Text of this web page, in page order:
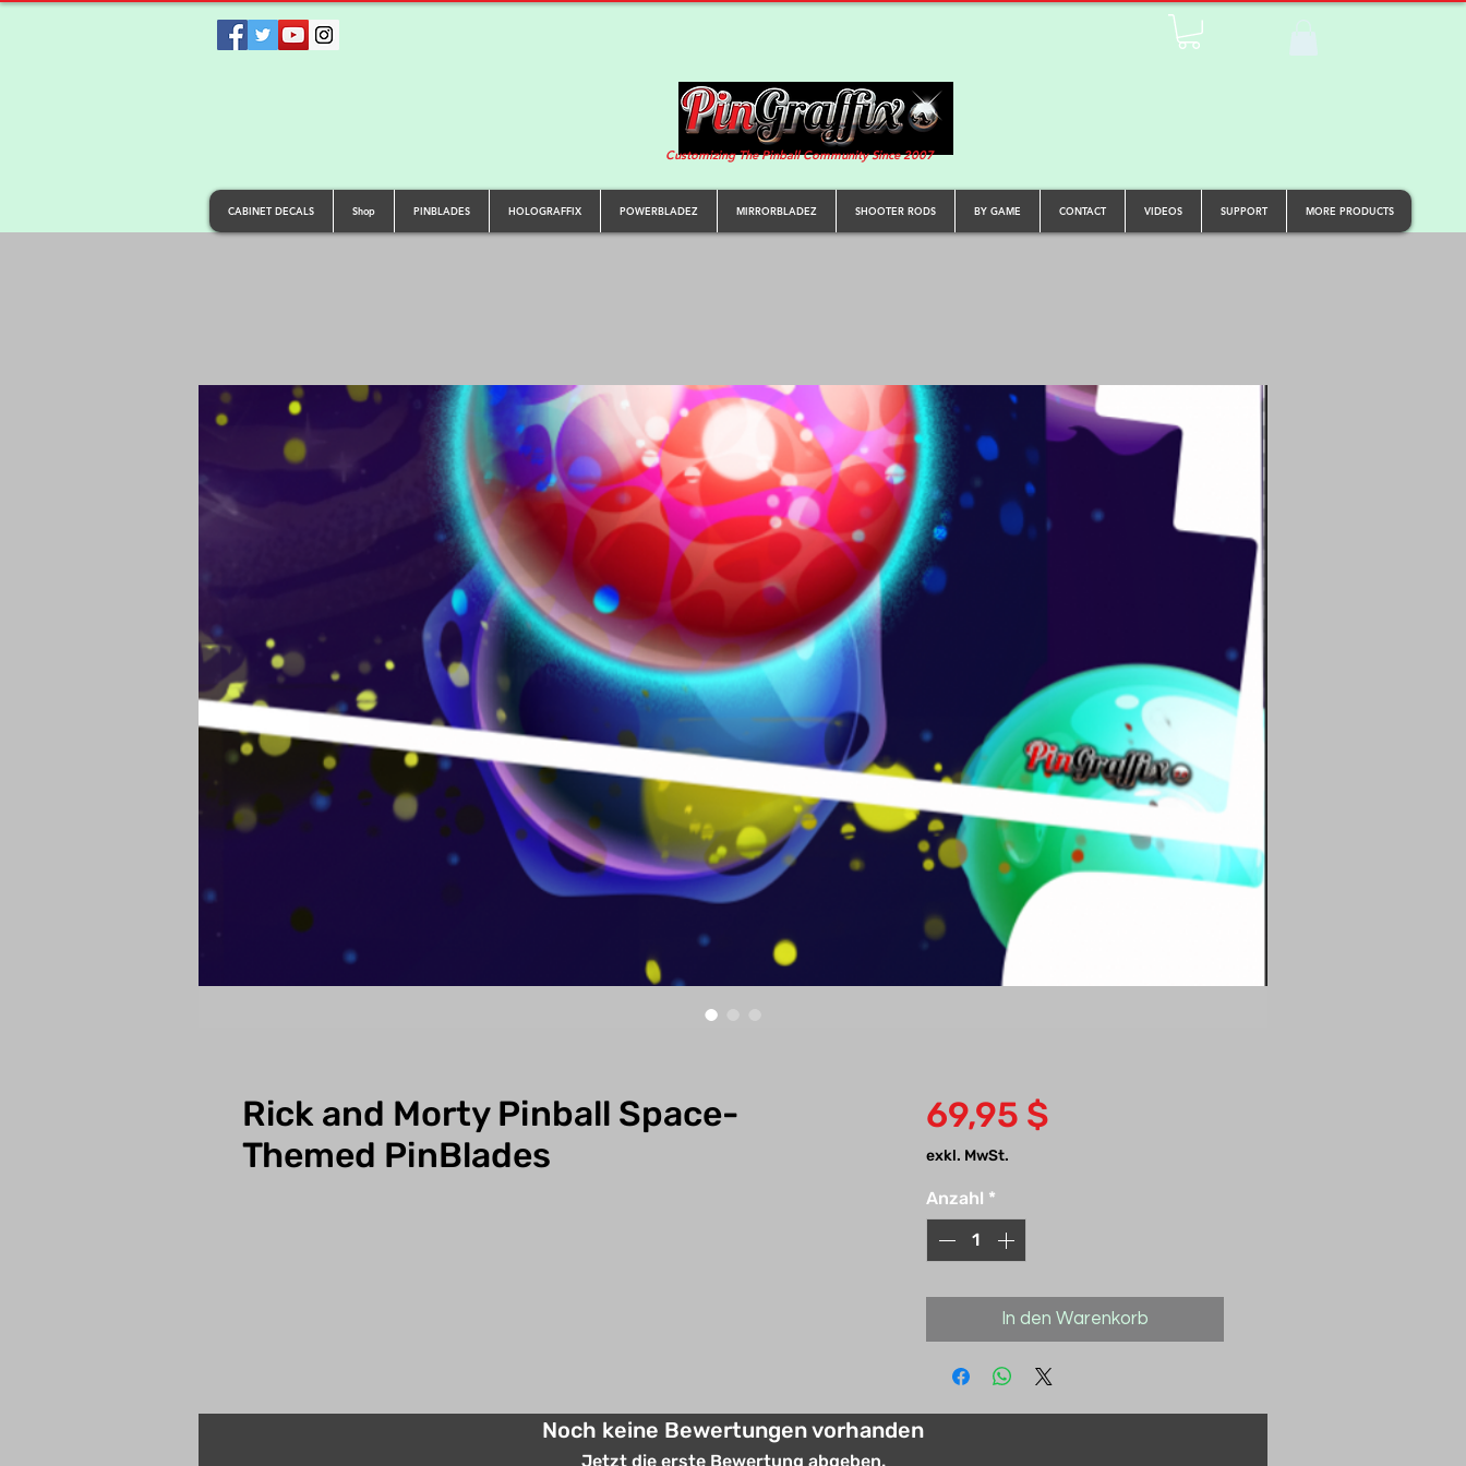
Customizing The Pinball Community Since 2007
CABINET DECALS Shop PINBLADES HOLOGRAFFIX POWERBLADEZ MIRRORBLADEZ SHOOTER RODS BY GAME CONTACT VIDEOS SUPPORT MORE PRODUCTS
Rick and Morty Pinball Space-
Themed PinBlades
69,95 $Preis
exkl. MwSt.
Anzahl *
In den Warenkorb
Noch keine Bewertungen vorhanden
Jetzt die erste Bewertung abgeben.